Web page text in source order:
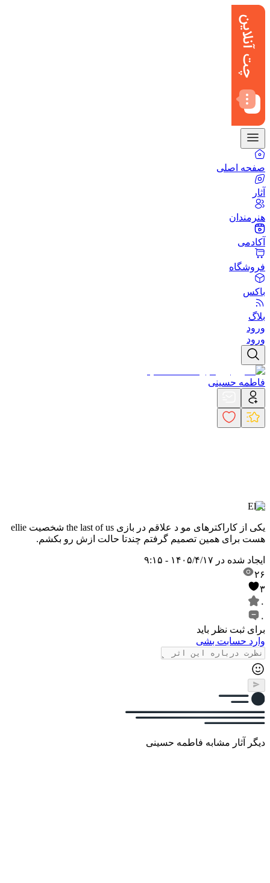
صفحه اصلی
آثار
هنرمندان
آکادمی
فروشگاه
باکس
بلاگ
ورود
ورود
فاطمه حسینی
Ellie
یکی از کاراکترهای مو د علاقم در بازی the last of us شخصیت ellie
هست برای همین تصمیم گرفتم چندتا حالت ازش رو بکشم.
ایجاد شده در ۱۴۰۵/۴/۱۷ - ۹:۱۵
۲۶
۳
۰
۰
برای ثبت نظر باید
وارد حسابت بشی
دیگر آثار مشابه فاطمه حسینی